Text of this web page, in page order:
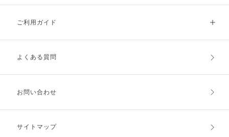
ご利用ガイド
ご利用ガイドトップ
お支払方法
キャンセル・返品・交換
よくある質問
お問い合わせ
サイトマップ